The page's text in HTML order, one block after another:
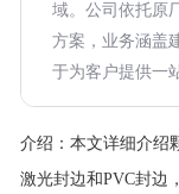
域。公司依托原
方案，业务涵盖
于为客户提供一
介绍： 本文详细介绍
激光封边和PVC封边